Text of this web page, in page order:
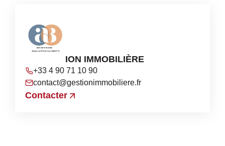
AB GESTION IMMOBILIÈRE
+33 4 90 71 10 90
contact@gestionimmobiliere.fr
Contacter